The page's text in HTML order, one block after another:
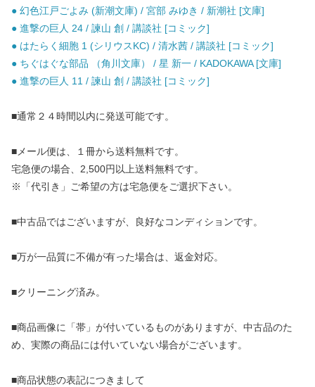
● 幻色江戸ごよみ (新潮文庫) / 宮部 みゆき / 新潮社 [文庫]
● 進撃の巨人 24 / 諫山 創 / 講談社 [コミック]
● はたらく細胞 1 (シリウスKC) / 清水茜 / 講談社 [コミック]
● ちぐはぐな部品 （角川文庫） / 星 新一 / KADOKAWA [文庫]
● 進撃の巨人 11 / 諫山 創 / 講談社 [コミック]
■通常２４時間以内に発送可能です。
■メール便は、１冊から送料無料です。
宅急便の場合、2,500円以上送料無料です。
※「代引き」ご希望の方は宅急便をご選択下さい。
■中古品ではございますが、良好なコンディションです。
■万が一品質に不備が有った場合は、返金対応。
■クリーニング済み。
■商品画像に「帯」が付いているものがありますが、中古品のた
め、実際の商品には付いていない場合がございます。
■商品状態の表記につきまして